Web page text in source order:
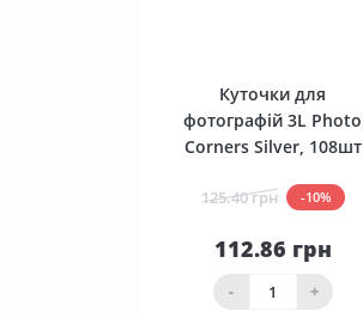
Куточки для
фотографій 3L Photo
Corners Silver, 108шт
125.40 грн -10%
112.86 грн
- +
До
кошика